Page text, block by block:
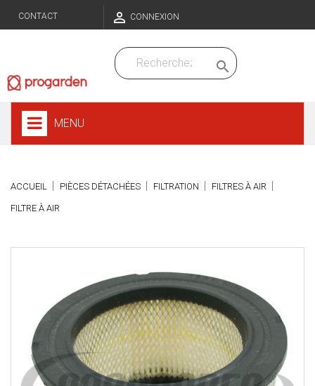
CONTACT  CONNEXION

MENU
ACCUEIL PIÈCES DÉTACHÉES FILTRATION FILTRES À AIR
FILTRE À AIR